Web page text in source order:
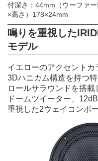
付深さ：44mm（ウーファ
×高さ）178×24mm
鳴りを重視した
モデル
イエローのアクセントカ
3Dハニカム構造を持つ
ロールサラウンドを搭
ドームツイーター、
重視した2ウェイコンポ